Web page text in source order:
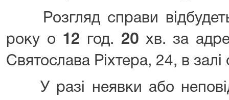
Розгляд справи
року о 12 год. 20 хв. за
Святослава Ріхтера, 24, в
У разі неявки або